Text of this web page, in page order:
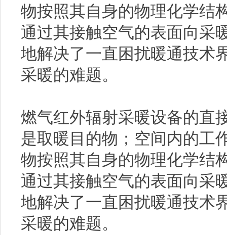
物按照其自身的物理化学结
通过其接触空气的表面向采
地解决了一直困扰暖通技术
采暖的难题。
燃气红外辐射采暖设备的直
是取暖目的物；空间内的工
物按照其自身的物理化学结
通过其接触空气的表面向采
地解决了一直困扰暖通技术
采暖的难题。